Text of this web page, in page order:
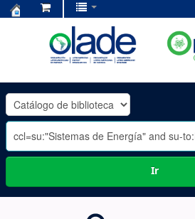
OLADE
-
Ir